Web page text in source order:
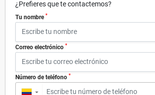
¿Prefieres que te contactemos?
Tu nombre *
Correo electrónico *
Número de teléfono *
▼